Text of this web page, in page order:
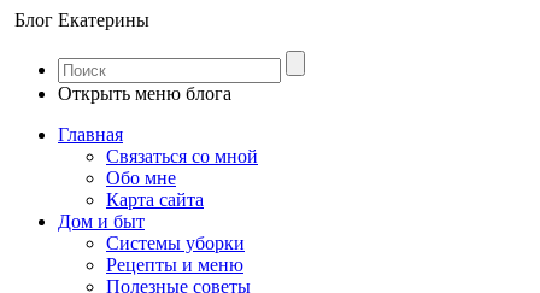
Блог Екатерины
Открыть меню блога
Главная
Связаться со мной
Обо мне
Карта сайта
Дом и быт
Системы уборки
Рецепты и меню
Полезные советы